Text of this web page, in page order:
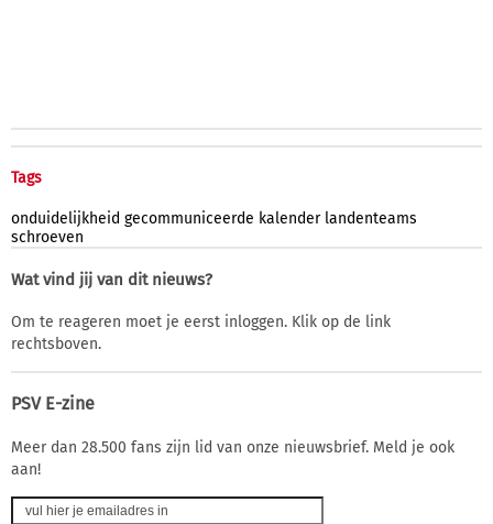
Tags
onduidelijkheid gecommuniceerde kalender landenteams
schroeven
Wat vind jij van dit nieuws?
Om te reageren moet je eerst inloggen. Klik op de link
rechtsboven.
PSV E-zine
Meer dan 28.500 fans zijn lid van onze nieuwsbrief. Meld je ook
aan!